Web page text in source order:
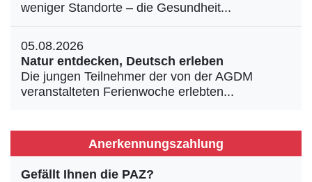
weniger Standorte – die Gesundheit...
05.08.2026
Natur entdecken, Deutsch erleben
Die jungen Teilnehmer der von der AGDM
veranstalteten Ferienwoche erlebten...
Anerkennungszahlung
Gefällt Ihnen die PAZ?